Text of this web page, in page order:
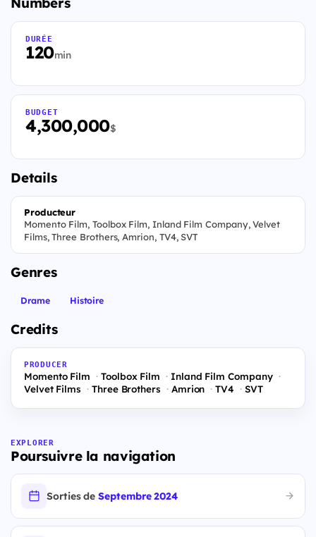
120min
DURÉE
4,300,000$
BUDGET
Details
Producteur
Momento Film, Toolbox Film, Inland Film Company, Velvet
Films, Three Brothers, Amrion, TV4, SVT
Genres
Drame Histoire
Credits
PRODUCER
Momento Film Toolbox Film
Inland Film Company
Velvet Films
Three Brothers Amrion TV4 SVT
EXPLORER
Poursuivre la navigation
Sorties deSeptembre 2024